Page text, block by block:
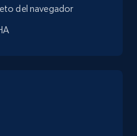
Category,
details, and
- Collect
del navegador